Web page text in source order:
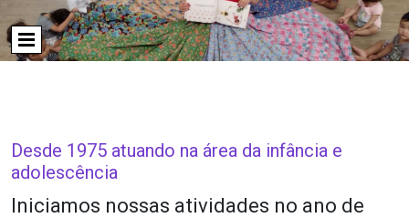
Desde 1975 atuando na área da infância e
adolescência
Iniciamos nossas atividades no ano de